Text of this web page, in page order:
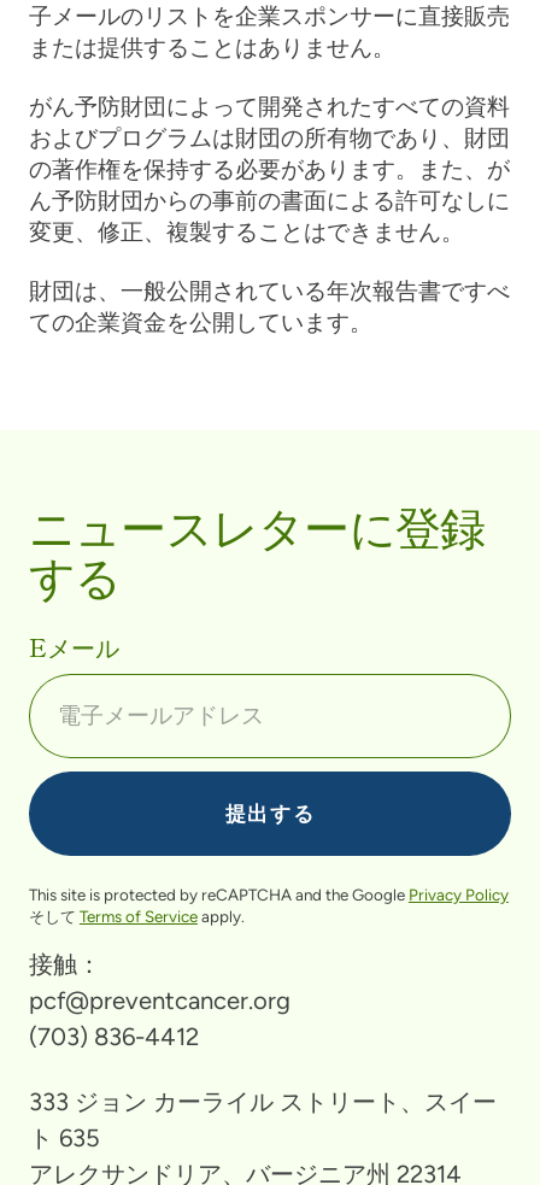
子メールのリストを企業スポンサーに直接販売
または提供することはありません。
がん予防財団によって開発されたすべての資料
およびプログラムは財団の所有物であり、財団
の著作権を保持する必要があります。また、が
ん予防財団からの事前の書面による許可なしに
変更、修正、複製することはできません。
財団は、一般公開されている年次報告書ですべ
ての企業資金を公開しています。
ニュースレターに登録
する
Eメール
This site is protected by reCAPTCHA and the Google Privacy Policy
そして Terms of Serviceapply.
接触：
pcf@preventcancer.org
(703) 836-4412
333 ジョン カーライル ストリート、スイー
ト 635
アレクサンドリア、バージニア州 22314